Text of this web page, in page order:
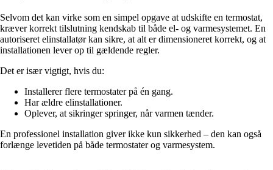
Selvom det kan virke som en simpel opgave at udskifte en termostat,
kræver korrekt tilslutning kendskab til både el- og varmesystemet. En
autoriseret elinstallatør kan sikre, at alt er dimensioneret korrekt, og at
installationen lever op til gældende regler.
Det er især vigtigt, hvis du:
Installerer flere termostater på én gang.
Har ældre elinstallationer.
Oplever, at sikringer springer, når varmen tænder.
En professionel installation giver ikke kun sikkerhed – den kan også
forlænge levetiden på både termostater og varmesystem.